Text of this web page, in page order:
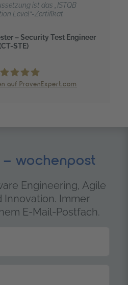
ist das „ISTQB
Level“-Zertifikat
– Security Test Engineer
STE)
auf ProvenExpert.com
wochenpost
Engineering, Agile
Innovation. Immer
E-Mail-Postfach.